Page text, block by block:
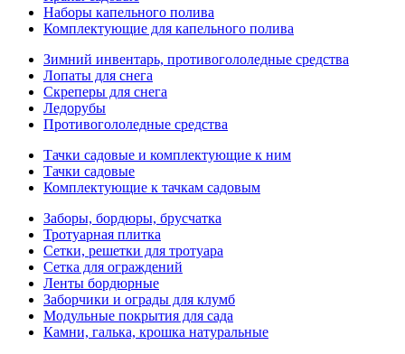
Наборы капельного полива
Комплектующие для капельного полива
Зимний инвентарь, противогололедные средства
Лопаты для снега
Скреперы для снега
Ледорубы
Противогололедные средства
Тачки садовые и комплектующие к ним
Тачки садовые
Комплектующие к тачкам садовым
Заборы, бордюры, брусчатка
Тротуарная плитка
Сетки, решетки для тротуара
Сетка для ограждений
Ленты бордюрные
Заборчики и ограды для клумб
Модульные покрытия для сада
Камни, галька, крошка натуральные